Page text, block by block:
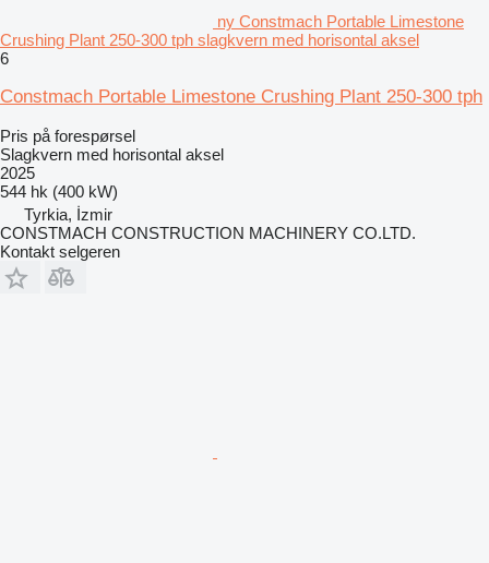
ny Constmach Portable Limestone
Crushing Plant 250-300 tph slagkvern med horisontal aksel
6
Constmach Portable Limestone Crushing Plant 250-300 tph
Pris på forespørsel
Slagkvern med horisontal aksel
2025
544 hk (400 kW)
Tyrkia, İzmir
CONSTMACH CONSTRUCTION MACHINERY CO.LTD.
Kontakt selgeren